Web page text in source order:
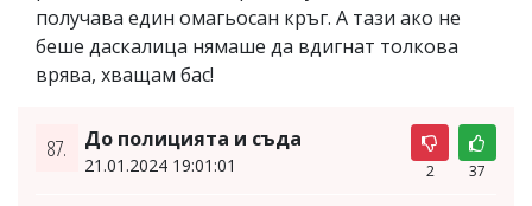
получава един омагьосан кръг. А тази ако не
беше даскалица нямаше да вдигнат толкова
врява, хващам бас!
87. До полицията и съда
21.01.2024 19:01:01 2 37